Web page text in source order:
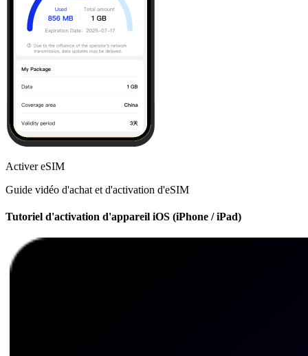
Activer eSIM
Guide vidéo d'achat et d'activation d'eSIM
Tutoriel d'activation d'appareil iOS (iPhone / iPad)